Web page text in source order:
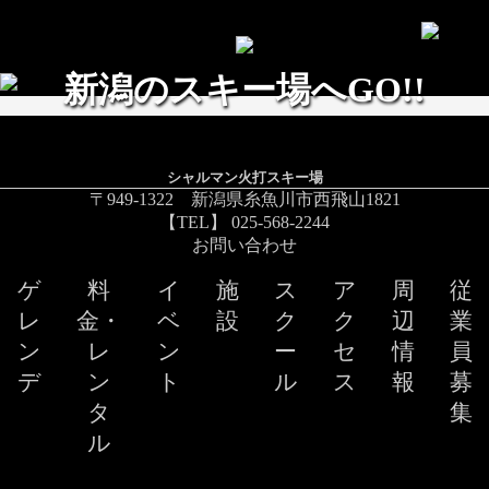
新潟のスキー場へGO!!
シャルマン火打スキー場
〒949-1322 新潟県糸魚川市西飛山1821
【TEL】 025-568-2244
お問い合わせ
ゲ
レ
ン
デ
料
金・
レ
ン
タ
ル
イ
ベ
ン
ト
施
設
ス
ク
ー
ル
ア
ク
セ
ス
周
辺
情
報
従
業
員
募
集